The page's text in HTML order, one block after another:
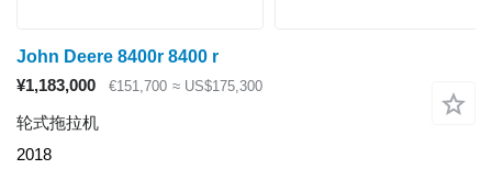
John Deere 8400r 8400 r
¥1,183,000
€151,700 ≈ US$175,300
轮式拖拉机
2018